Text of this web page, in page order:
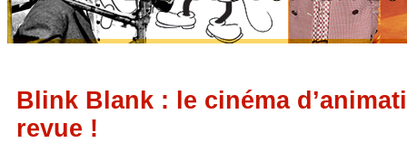
Blink Blank : le cinéma
revue !